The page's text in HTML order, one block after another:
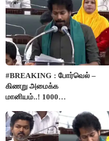
#BREAKING : போர்வெல் –
கிணறு அமைக்க
மானியம்..! 1000
பம்புசெட் வழங்கப்படும்..!